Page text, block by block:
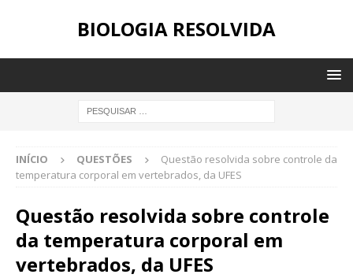
BIOLOGIA RESOLVIDA
INÍCIO QUESTÕES
Questão resolvida sobre controle da
temperatura corporal em vertebrados, da UFES
Questão resolvida sobre controle
da temperatura corporal em
vertebrados, da UFES